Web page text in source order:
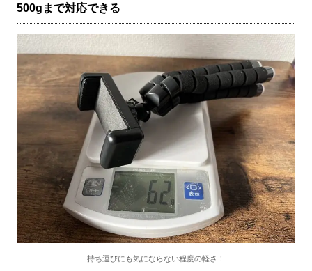
500gまで対応できる
持ち運びにも気にならない程度の軽さ！